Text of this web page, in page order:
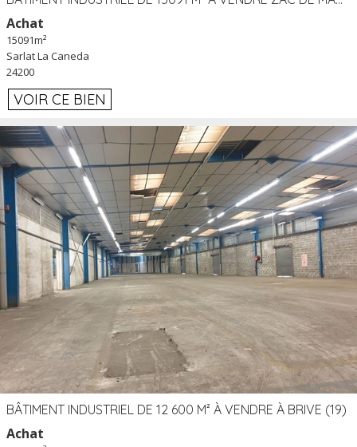
Achat
15091m²
Sarlat La Caneda
24200
VOIR CE BIEN
BÂTIMENT INDUSTRIEL DE 12 600 M² À VENDRE À BRIVE (19)
Achat